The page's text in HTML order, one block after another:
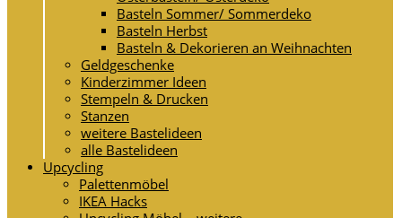
Basteln Sommer/ Sommerdeko
Basteln Herbst
Basteln & Dekorieren an Weihnachten
Geldgeschenke
Kinderzimmer Ideen
Stempeln & Drucken
Stanzen
weitere Bastelideen
alle Bastelideen
Upcycling
Palettenmöbel
IKEA Hacks